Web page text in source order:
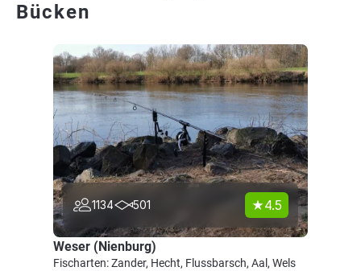
Bücken
1134 501 4.5
Weser (Nienburg)
Fischarten: Zander, Hecht, Flussbarsch, Aal, Wels